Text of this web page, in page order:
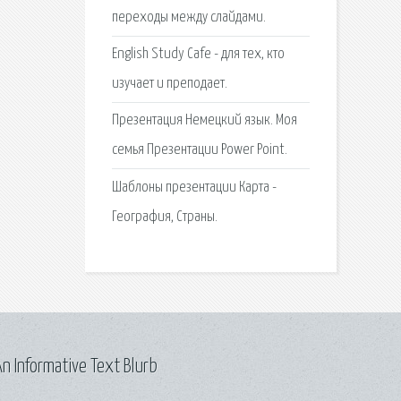
переходы между слайдами.
English Study Cafe - для тех, кто
изучает и преподает.
Презентация Немецкий язык. Моя
семья Презентации Power Point.
Шаблоны презентации Карта -
География, Страны.
Informative Text Blurb